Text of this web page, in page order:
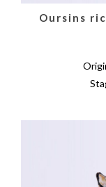
Oursins